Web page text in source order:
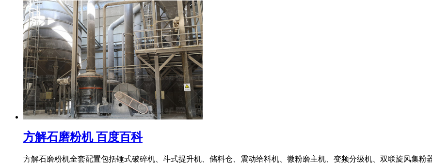
方解石磨粉机 百度百科
方解石磨粉机全套配置包括锤式破碎机、斗式提升机、储料仓、震动给料机、微粉磨主机、变频分级机、双联旋风集